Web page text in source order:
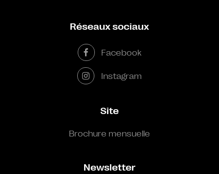
Réseaux sociaux
Facebook
Instagram
Site
Brochure mensuelle
Newsletter